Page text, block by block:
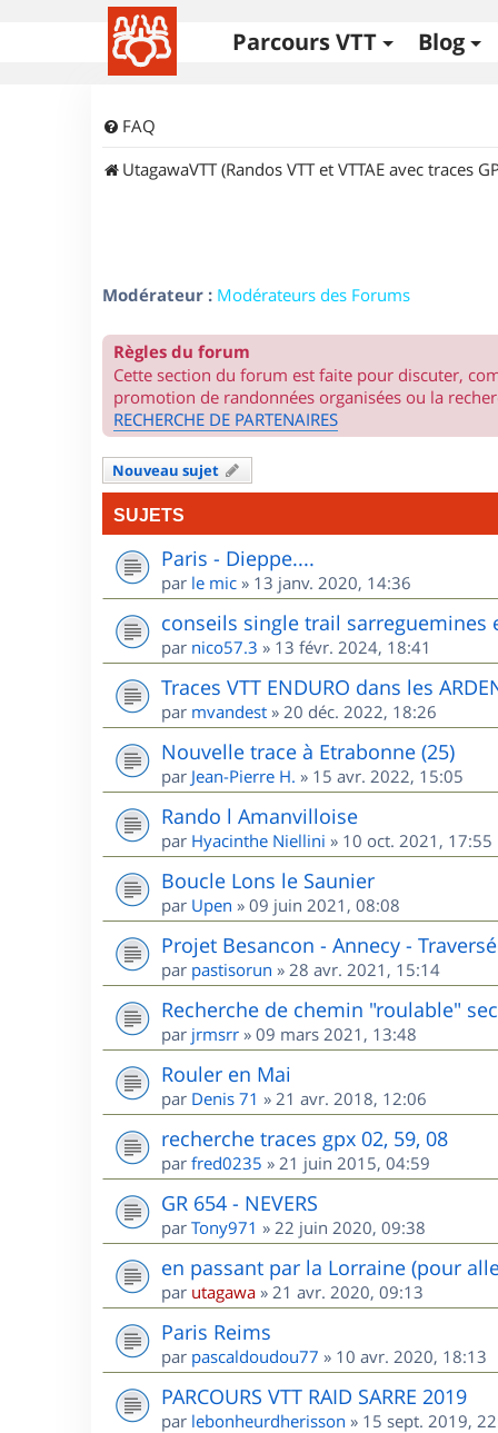
Parcours VTT Blog
FAQ
UtagawaVTT (Randos VTT et VTTAE avec traces
Modérateur : Modérateurs des Forums
Règles du forum
Cette section du forum est faite pour discuter,
promotion de randonnées organisées ou la
RECHERCHE DE PARTENAIRES
Nouveau sujet
SUJETS
Paris - Dieppe....
par le mic » 13 janv. 2020, 14:36
conseils single trail sarreguemines
par nico57.3 » 13 févr. 2024, 18:41
Traces VTT ENDURO dans les
par mvandest » 20 déc. 2022, 18:26
Nouvelle trace à Etrabonne (25)
par Jean-Pierre H. » 15 avr. 2022, 15:05
Rando l Amanvilloise
par Hyacinthe Niellini » 10 oct. 2021, 17:55
Boucle Lons le Saunier
par Upen » 09 juin 2021, 08:08
Projet Besancon - Annecy -
par pastisorun » 28 avr. 2021, 15:14
Recherche de chemin "roulable"
par jrmsrr » 09 mars 2021, 13:48
Rouler en Mai
par Denis 71 » 21 avr. 2018, 12:06
recherche traces gpx 02, 59, 08
par fred0235 » 21 juin 2015, 04:59
GR 654 - NEVERS
par Tony971 » 22 juin 2020, 09:38
en passant par la Lorraine (pour
par utagawa » 21 avr. 2020, 09:13
Paris Reims
par pascaldoudou77 » 10 avr. 2020, 18:13
PARCOURS VTT RAID SARRE 2019
par lebonheurdherisson » 15 sept. 2019,